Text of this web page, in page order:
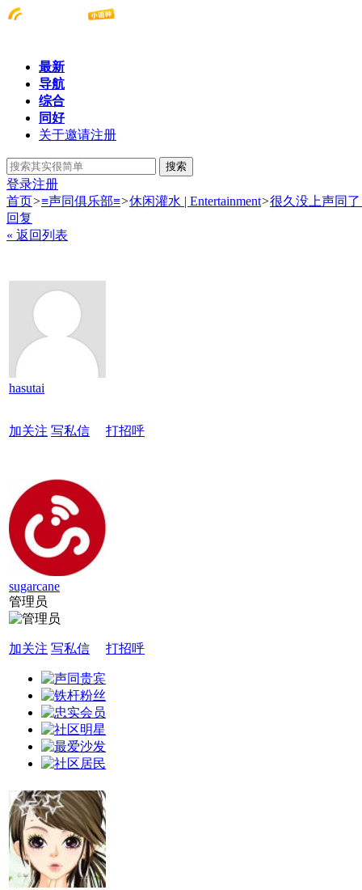
最新
导航
综合
同好
关于邀请注册
搜索
登录注册
首页>≡声同俱乐部≡>休闲灌水 | Entertainment>很久没上声同
回复
« 返回列表
hasutai
加关注 写私信 打招呼
sugarcane
管理员
加关注 写私信 打招呼